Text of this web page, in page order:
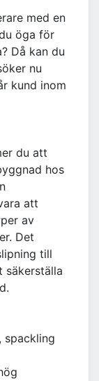
med en
öga för
Då kan du
nu
kund inom
du att
hos
att
av
Det
till
säkerställa
spackling